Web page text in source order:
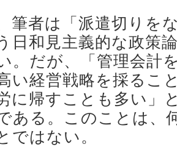
筆者は「派遣切りを
日和見主義的な政策
。だが、「管理会計
い経営戦略を採るこ
に帰すことも多い」
ある。このことは、
ではない。